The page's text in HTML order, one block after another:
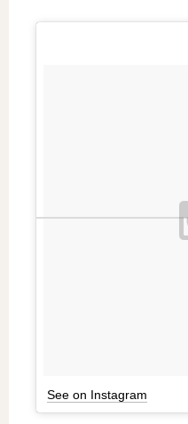
See on Instagram